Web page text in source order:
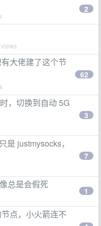
2
大佬建了这个节
62
，切换到自动 5G
3
是 justmysocks，
7
总是会假死
1
点，小火箭连不